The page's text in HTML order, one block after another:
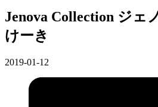
Jenova Collection ジェ
けーき
2019-01-12